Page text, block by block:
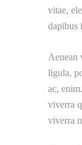
vitae,
dapibus
Aenean
ligula,
ac,
viverra
viverra